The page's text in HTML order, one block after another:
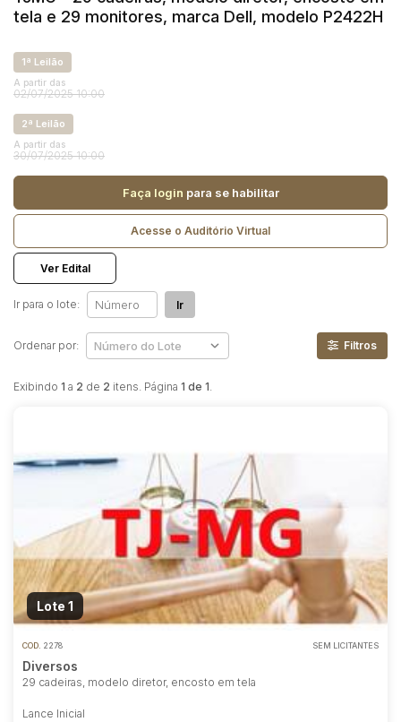
Carros
Reboque
Judiciais Extrajudiciais
R$
tela e 29 monitores, marca Dell, modelo P2422H
1ª Leilão
A partir das
02/07/2025 10:00
2ª Leilão
A partir das
30/07/2025 10:00
Faça login para se habilitar
Acesse o Auditório Virtual
Ver Edital
Exibindo 1 a 2 de 2 itens. Página 1 de 1.
Ir para o lote: Ir
Ordenar por: Filtros
Lote 1
COD. 2278 SEM LICITANTES
Diversos
29 cadeiras, modelo diretor, encosto em tela
Lance Inicial